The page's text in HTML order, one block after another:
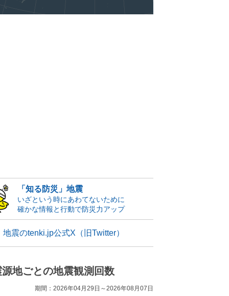
「知る防災」地震
いざという時にあわてないために
確かな情報と行動で防災力アップ
地震のtenki.jp公式X（旧Twitter）
源地ごとの地震観測回数
期間：2026年04月29日～2026年08月07日